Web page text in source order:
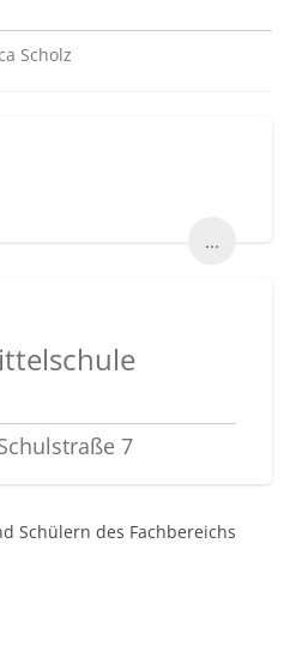
Scholz
...
7
Schülern des Fachbereichs